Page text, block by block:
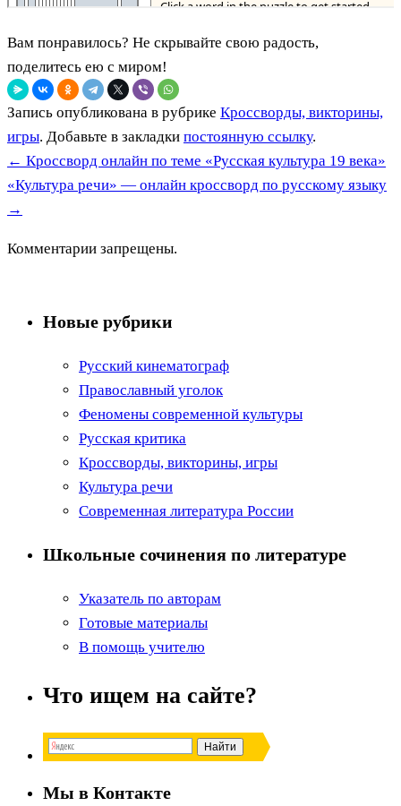
Вам понравилось? Не скрывайте свою радость,
поделитесь ею с миром!
Запись опубликована в рубрике Кроссворды, викторины,
игры. Добавьте в закладки постоянную ссылку.
← Кроссворд онлайн по теме «Русская культура 19 века»
«Культура речи» — онлайн кроссворд по русскому языку
→
Комментарии запрещены.
Новые рубрики
Русский кинематограф
Православный уголок
Феномены современной культуры
Русская критика
Кроссворды, викторины, игры
Культура речи
Современная литература России
Школьные сочинения по литературе
Указатель по авторам
Готовые материалы
В помощь учителю
Что ищем на сайте?
Мы в Контакте